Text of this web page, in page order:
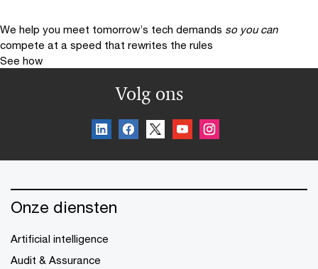
We help you meet tomorrow’s tech demands so you can
compete at a speed that rewrites the rules
See how
Volg ons
Onze diensten
Artificial intelligence
Audit & Assurance